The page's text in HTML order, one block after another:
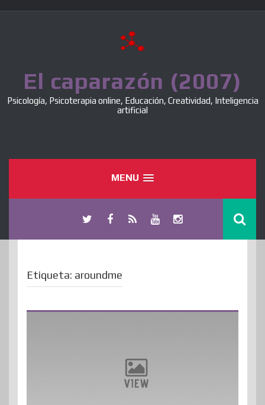
El caparazón (2007)
Psicología, Psicoterapia online, Educación, Creatividad, Inteligencia
artificial
MENU
Etiqueta: aroundme